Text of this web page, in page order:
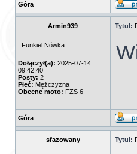
Góra
Armin939 Tytuł:
Funkiel Nówka
Dołączył(a): 2025-07-14
09:42:40
Posty: 2
Płeć: Mężczyzna
Obecne moto: FZS 6
Góra
sfazowany Tytuł: